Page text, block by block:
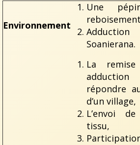
Environnement
Une
Soanierana.
La
répondre
d’un village,
L’envoi
tissu,